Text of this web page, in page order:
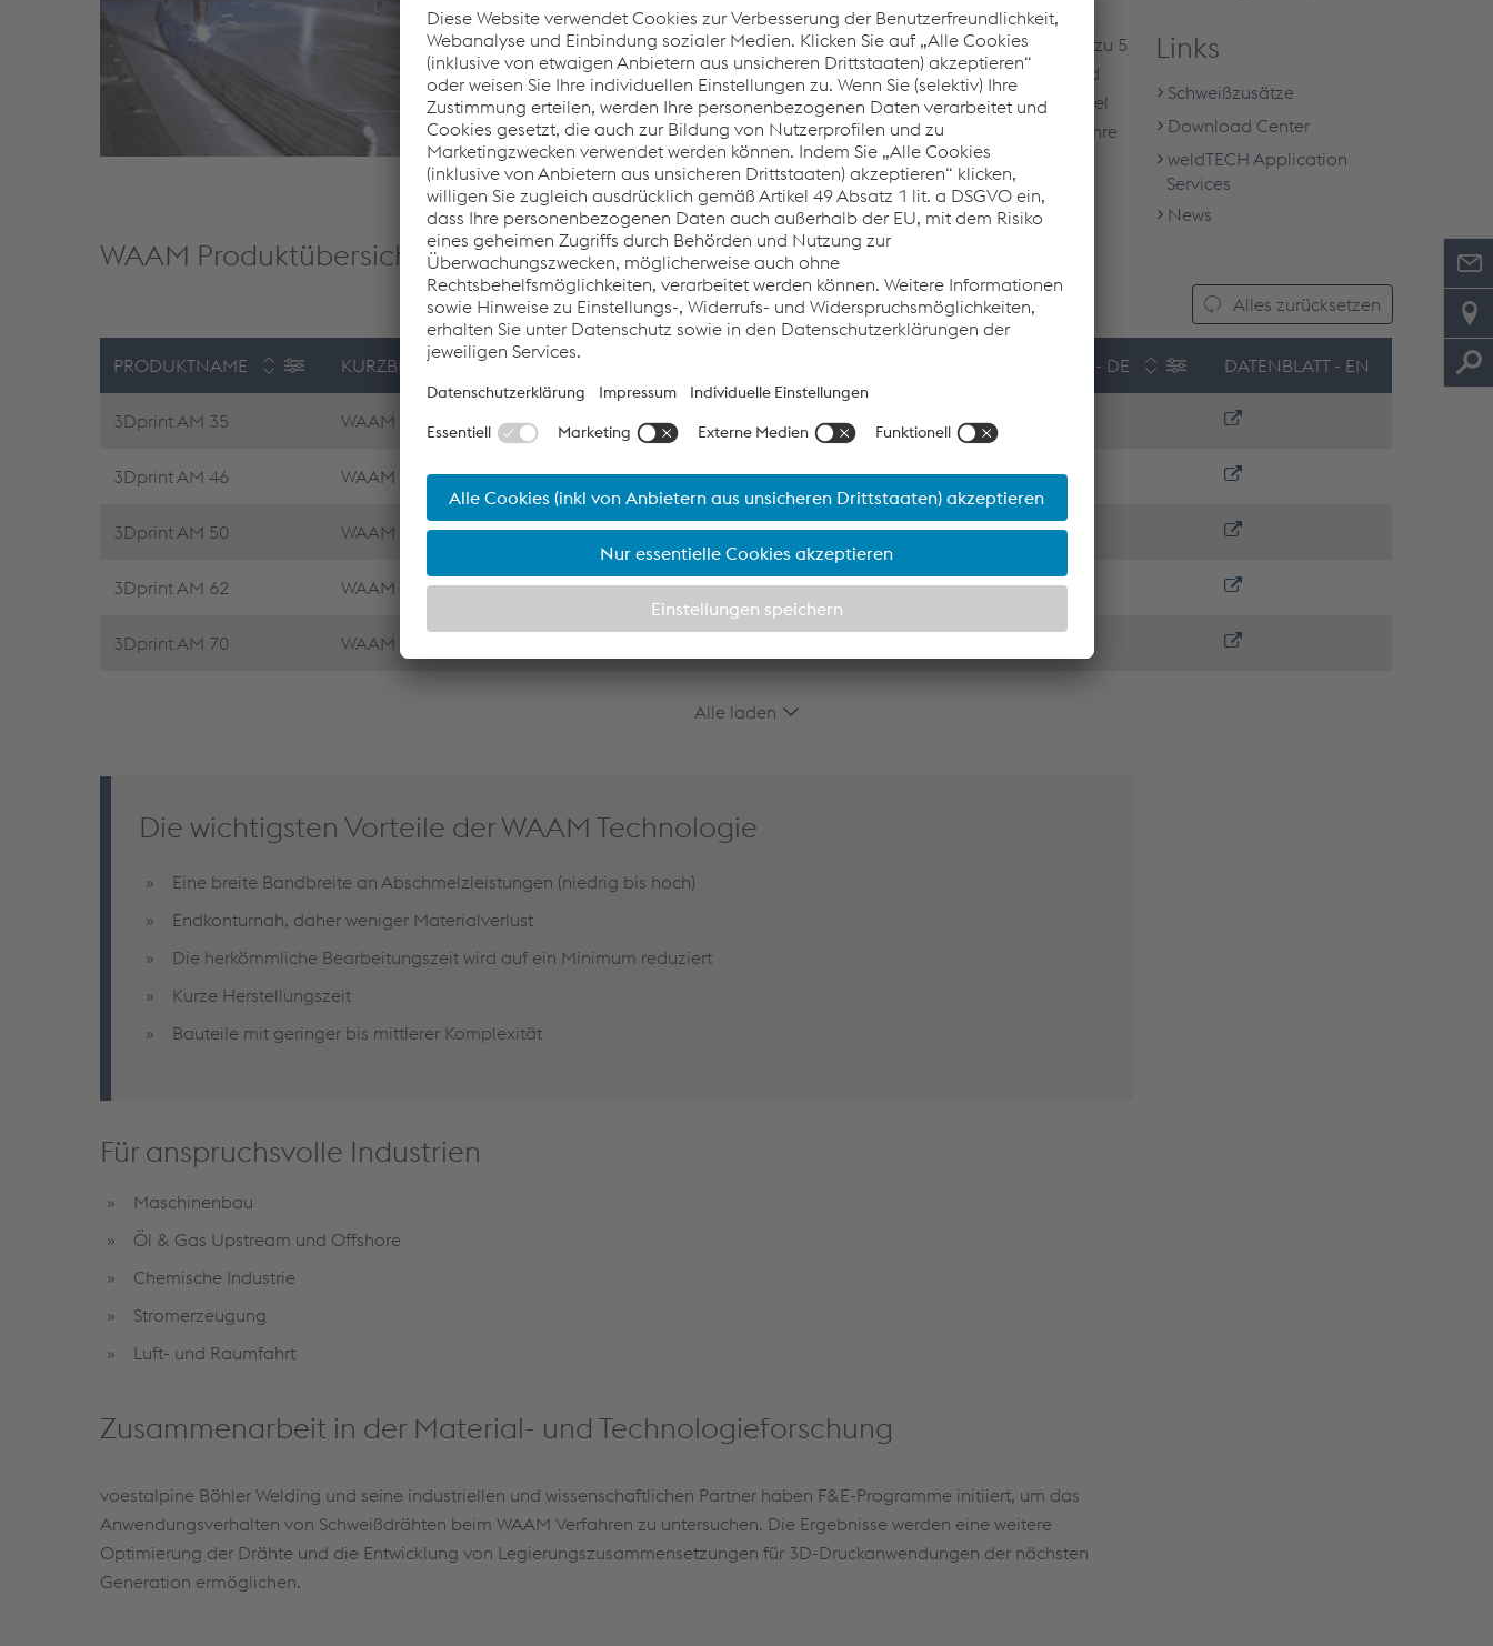
die Herstellung von Teilen geringer bis mittlerer Komplexität. Durch eine breite
Palette von Parametereinstellungen können hohe Abschmelzleistungen von bis zu 5
kg/h erreicht werden, so dass die Herstellung von großen Bauteilen möglich und
besonders zu empfehlen ist. Je nach Werkstofflegierungsgruppe sind in der Regel
Wärmebehandlungen und Nachbearbeitungen erforderlich, um den Bauteilen ihre
endgültigen Eigenschaften zu verleihen.
WAAM Produktübersicht
Alles zurücksetzen
PRODUKTNAME KURZBESCHREIBUNG DATENBLATT - DE DATENBLATT - EN
3Dprint AM 35 WAAM solid wire, unalloyed S355 - 10Mn4 - 1.1108
3Dprint AM 46 WAAM solid wire, unalloyed S460 - 8MnSi7 - 1.5113
3Dprint AM 50 WAAM solid wire, low-alloyed, cryogenic S500 - 10NiMnSi5-5
3Dprint AM 62 WAAM solid wire, low-alloyed, high strength S620 - 10MnNiMoSi6-4-4
3Dprint AM 70 WAAM solid wire, low-alloyed, high strength
Alle laden
Die wichtigsten Vorteile der WAAM Technologie
Eine breite Bandbreite an Abschmelzleistungen (niedrig bis hoch)
Endkonturnah, daher weniger Materialverlust
Die herkömmliche Bearbeitungszeit wird auf ein Minimum reduziert
Kurze Herstellungszeit
Bauteile mit geringer bis mittlerer Komplexität
Für anspruchsvolle Industrien
Maschinenbau
Öl & Gas Upstream und Offshore
Chemische Industrie
Stromerzeugung
Luft- und Raumfahrt
Zusammenarbeit in der Material- und Technologieforschung
voestalpine Böhler Welding und seine industriellen und wissenschaftlichen Partner haben F&E-Programme initiiert, um das
Anwendungsverhalten von Schweißdrähten beim WAAM Verfahren zu untersuchen. Die Ergebnisse werden eine weitere
Optimierung der Drähte und die Entwicklung von Legierungszusammensetzungen für 3D-Druckanwendungen der nächsten
Generation ermöglichen.
Links
Schweißzusätze
Download Center
weldTECH Application
Services
News